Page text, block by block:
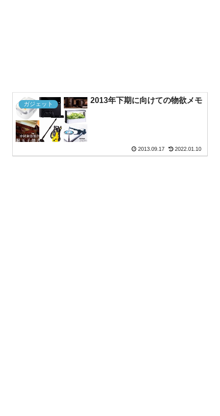
ガジェット 2013年下期に向けての物欲メモ
2013.09.17 2022.01.10